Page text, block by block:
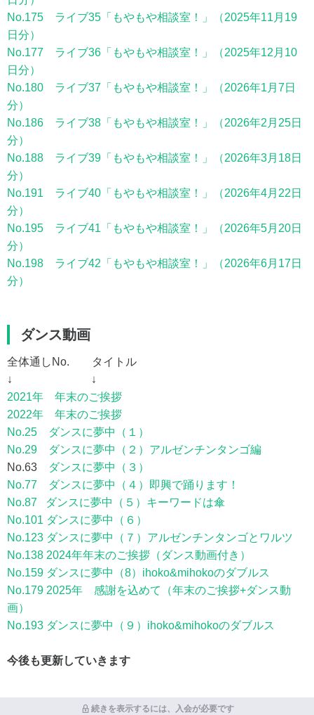
No.175 ライブ35「もやもや相談室！」（2025年11月19
日分）
No.177 ライブ36「もやもや相談室！」（2025年12月10
日分）
No.180 ライブ37「もやもや相談室！」（2026年1月7日
分）
No.186 ライブ38「もやもや相談室！」（2026年2月25日
分）
No.188 ライブ39「もやもや相談室！」（2026年3月18日
分）
No.191 ライブ40「もやもや相談室！」（2026年4月22日
分）
No.195 ライブ41「もやもや相談室！」（2026年5月20日
分）
No.198 ライブ42「もやもや相談室！」（2026年6月17日
分）
ダンス動画
全体通しNo. タイトル
↓ ↓
2021年 年末のご挨拶
2022年 年末のご挨拶
No.25 ダンスに夢中（１）
No.29 ダンスに夢中（２）アルゼンチンタンゴ編
No.63
ダンスに夢中（３）
No.77 ダンスに夢中（４）即興で踊ります！
No.87 ダンスに夢中（５）キーワードは傘
No.101 ダンスに夢中（６）
No.123 ダンスに夢中（７）アルゼンチンタンゴとワルツ
No.138 2024年年末のご挨拶（ダンス動画付き）
No.159 ダンスに夢中（8）ihoko&mihokoのダブルス
No.179 2025年 感謝を込めて（年末のご挨拶+ダンス動
画）
No.193 ダンスに夢中（９）ihoko&mihokoのダブルス
今後も更新していきます
続きを表示するには、入会が必要です